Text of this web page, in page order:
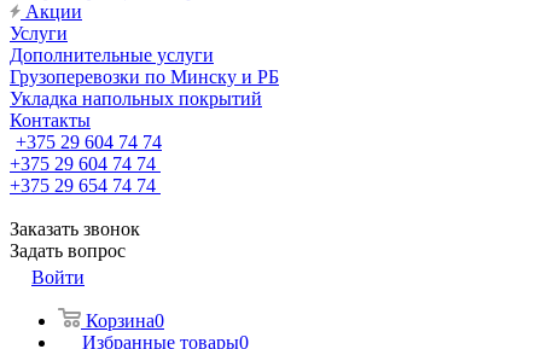
Акции
Услуги
Дополнительные услуги
Грузоперевозки по Минску и РБ
Укладка напольных покрытий
Контакты
+375 29 604 74 74
+375 29 604 74 74
+375 29 654 74 74
Заказать звонок
Задать вопрос
Войти
Корзина0
Избранные товары0